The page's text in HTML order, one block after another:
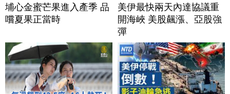
埔心金蜜芒果進入產季 品
嚐夏果正當時
美伊最快兩天內達協議重
開海峽 美股飆漲、亞股強
彈